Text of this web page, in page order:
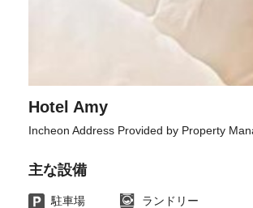
changing
dates.
shortcuts
changing
Hotel Amy
Incheon Address Provided by Property
主な設備
駐車場 ランドリー